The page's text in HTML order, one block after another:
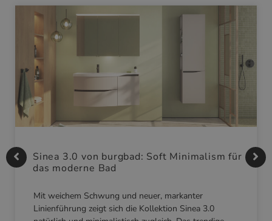
Sinea 3.0 von burgbad: Soft Minimalism für
das moderne Bad
Mit weichem Schwung und neuer, markanter
Linienführung zeigt sich die Kollektion Sinea 3.0